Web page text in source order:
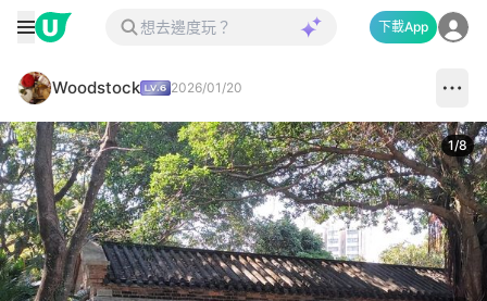
下載App
Woodstock 2026/01/20
1/8